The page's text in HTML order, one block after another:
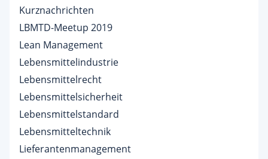
Kurznachrichten
LBMTD-Meetup 2019
Lean Management
Lebensmittelindustrie
Lebensmittelrecht
Lebensmittelsicherheit
Lebensmittelstandard
Lebensmitteltechnik
Lieferantenmanagement